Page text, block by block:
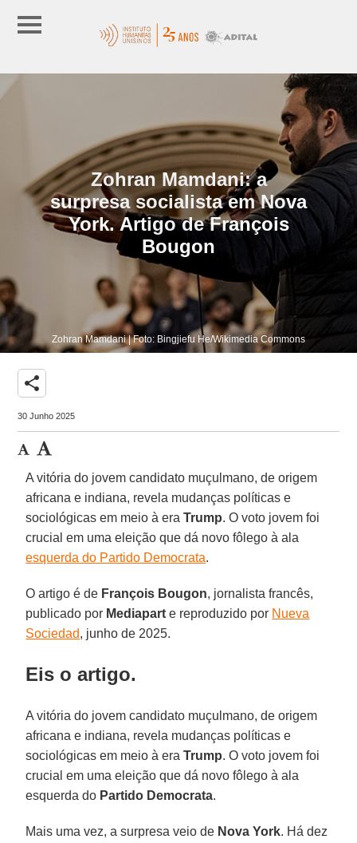
Zohran Mamdani: a
surpresa socialista em Nova
York. Artigo de François
Bougon
Zohran Mamdani | Foto: Bingjiefu He/Wikimedia Commons
share
30 Junho 2025
A vitória do jovem candidato muçulmano, de origem
africana e indiana, revela mudanças políticas e
sociológicas em meio à eraTrump. O voto jovem foi
crucial em uma eleição que dá novo fôlego à ala
esquerda do Partido Democrata.
O artigo é de François Bougon, jornalista francês,
publicado por Mediapart e reproduzido por Nueva
Sociedad, junho de 2025.
Eis o artigo.
A vitória do jovem candidato muçulmano, de origem
africana e indiana, revela mudanças políticas e
sociológicas em meio à eraTrump. O voto jovem foi
crucial em uma eleição que dá novo fôlego à ala
esquerda do Partido Democrata.
Mais uma vez, a surpresa veio de Nova York. Há dez